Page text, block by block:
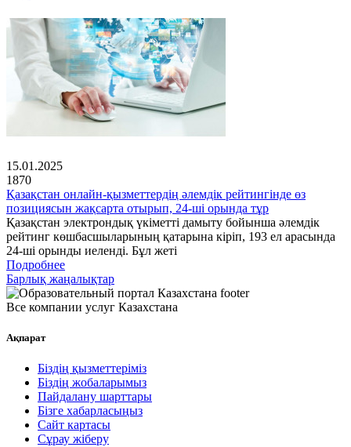
15.01.2025
1870
Қазақстан онлайн-қызметтердің әлемдік рейтингінде өз
позициясын жақсарта отырып, 24-ші орында тұр
Қазақстан электрондық үкіметті дамыту бойынша әлемдік
рейтинг көшбасшыларының қатарына кіріп, 193 ел арасында
24-ші орынды иеленді. Бұл жеті
Подробнее
Барлық жаңалықтар
Все компании услуг Казахстана
Ақпарат
Біздің қызметтеріміз
Біздің жобаларымыз
Пайдалану шарттары
Бізге хабарласыңыз
Сайт картасы
Сұрау жіберу